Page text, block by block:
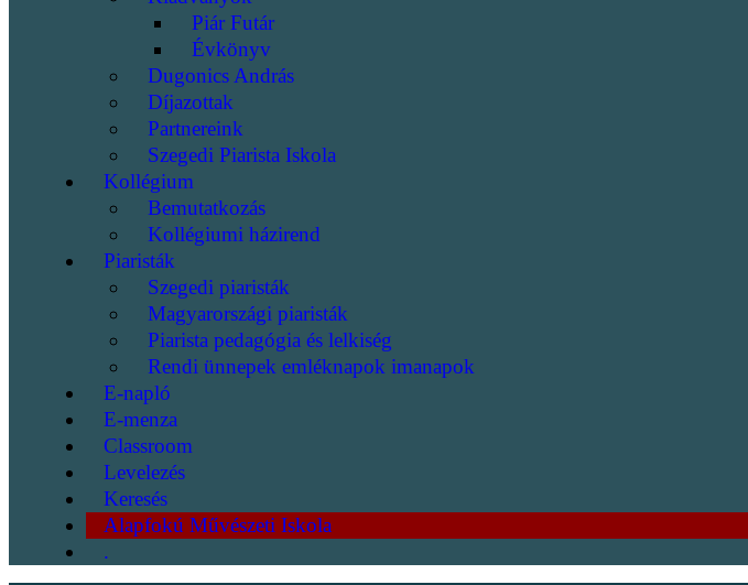
Piár Futár
Évkönyv
Dugonics András
Díjazottak
Partnereink
Szegedi Piarista Iskola
Kollégium
Bemutatkozás
Kollégiumi házirend
Piaristák
Szegedi piaristák
Magyarországi piaristák
Piarista pedagógia és lelkiség
Rendi ünnepek emléknapok imanapok
E-napló
E-menza
Classroom
Levelezés
Keresés
Alapfokú Művészeti Iskola
.